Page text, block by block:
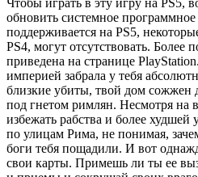
Чтобы играть в эту игру на PS5,
обновить системное
поддерживается на PS5,
PS4, могут отсутствовать. Более
приведена на странице
империей забрала у тебя
близкие убиты, твой дом сожжен
под гнетом римлян. Несмотря на
избежать рабства и более
по улицам Рима, не понимая,
боги тебя пощадили. И вот
свои карты. Примешь ли ты ее